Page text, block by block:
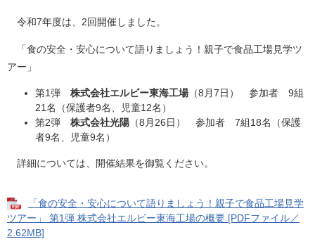
令和7年度は、2回開催しました。
「食の安全・安心について語りましょう！親子で食品工場見学ツ
アー」
第1弾 株式会社エルビー東海工場（8月7日） 参加者 9組
21名（保護者9名、児童12名）
第2弾 株式会社光陽 （8月26日） 参加者 7組18名（保護
者9名、児童9名）
詳細については、開催結果を御覧ください。
「食の安全・安心について語りましょう！親子で食品工場見学
ツアー」 第1弾 株式会社エルビー東海工場の概要 [PDFファイル／
2.62MB]